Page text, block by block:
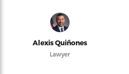
Alexis Quiñones
Lawyer